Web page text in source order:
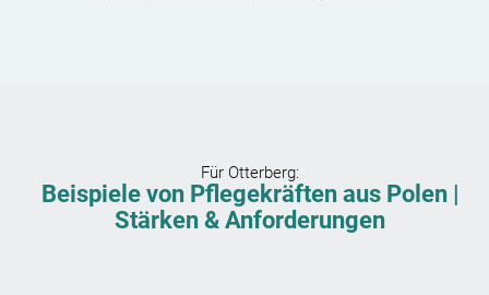
Für Otterberg:
Beispiele von Pflegekräften aus Polen |
Stärken & Anforderungen